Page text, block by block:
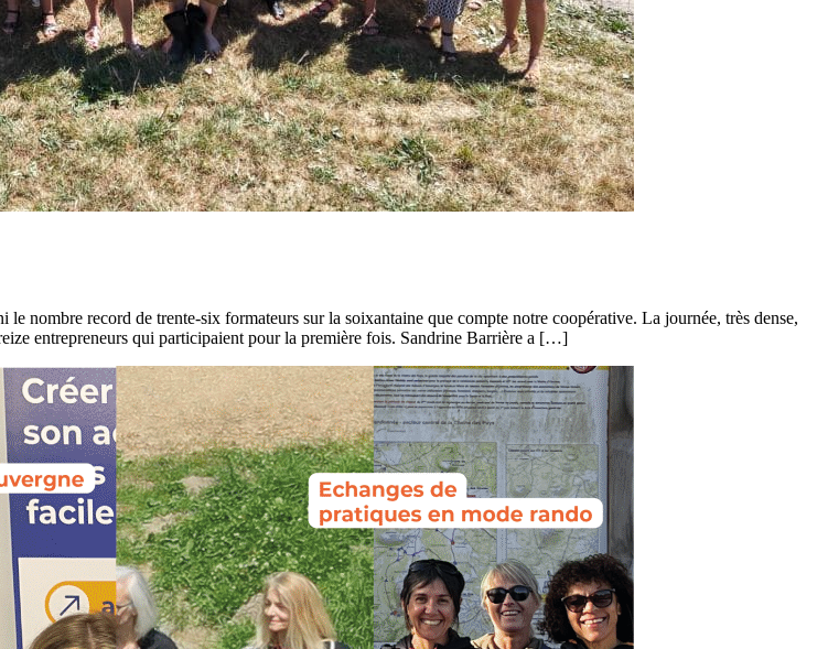
nombre record de trente-six formateurs sur la soixantaine que compte notre coopérative. La journée, très dense,
entrepreneurs qui participaient pour la première fois. Sandrine Barrière a […]